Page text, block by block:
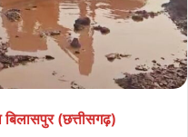
बिलासपुर (छत्तीसगढ़)